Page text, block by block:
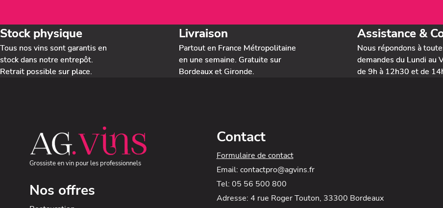
Stock physique
Tous nos vins sont garantis en
stock dans notre entrepôt.
Retrait possible sur place.
Livraison
Partout en France Métropolitaine
en une semaine. Gratuite sur
Bordeaux et Gironde.
Assistance &
Nous répondons à
demandes du Lundi au
de 9h à 12h30 et de
Grossiste en vin pour les professionnels
Nos offres
Contact
Formulaire de contact
Email: contactpro@agvins.fr
Tel: 05 56 500 800
Adresse: 4 rue Roger Touton, 33300 Bordeaux